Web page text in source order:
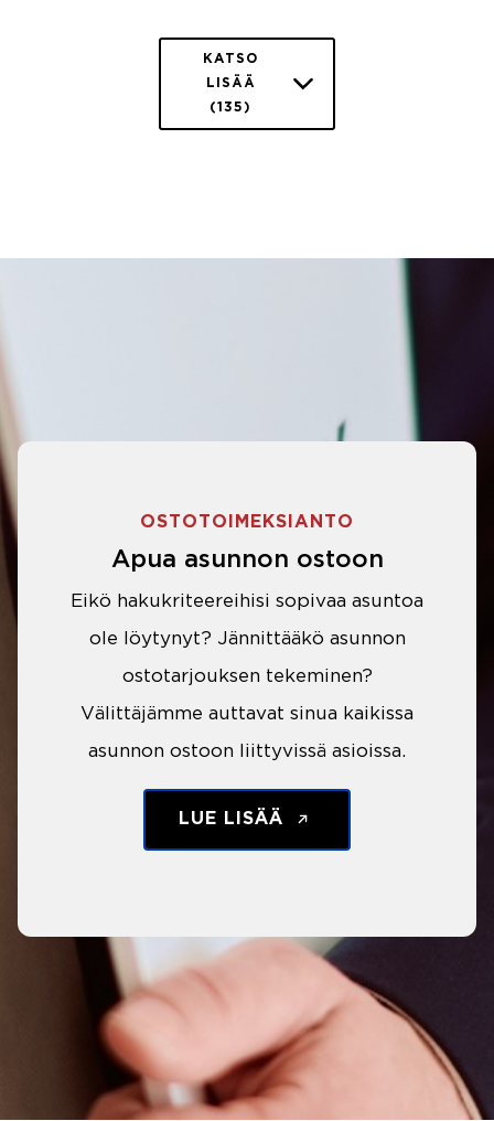
KATSO
LISÄÄ
(135)
OSTOTOIMEKSIANTO
Apua asunnon ostoon
Eikö hakukriteereihisi sopivaa asuntoa
ole löytynyt? Jännittääkö asunnon
ostotarjouksen tekeminen?
Välittäjämme auttavat sinua kaikissa
asunnon ostoon liittyvissä asioissa.
LUE LISÄÄ